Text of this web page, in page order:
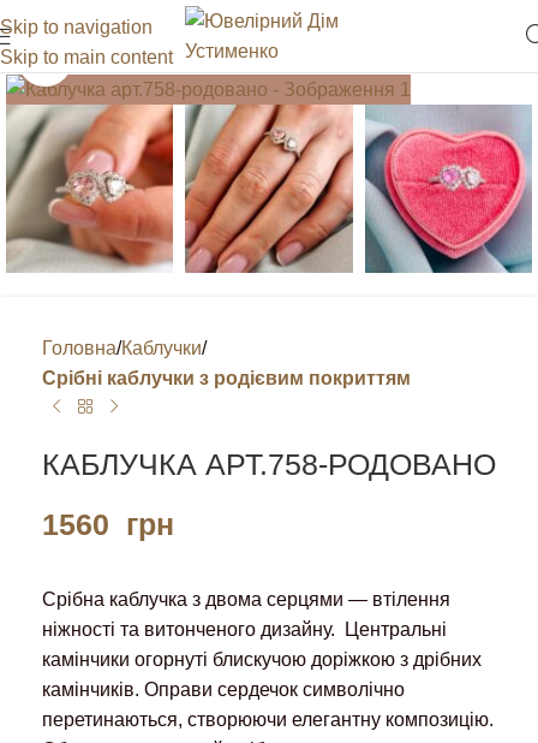
Skip to navigation
Skip to main content
Клацніть, щоб збільшити
Головна Каблучки
Срібні каблучки з родієвим покриттям
КАБЛУЧКА АРТ.758-РОДОВАНО
1560 грн
Срібна каблучка з двома серцями — втілення
ніжності та витонченого дизайну. Центральні
камінчики огорнуті блискучою доріжкою з дрібних
камінчиків. Оправи сердечок символічно
перетинаються, створюючи елегантну композицію.